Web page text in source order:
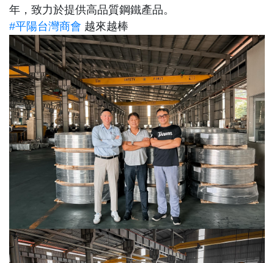
年，致力於提供高品質鋼鐵產品。
#平陽台灣商會 越來越棒